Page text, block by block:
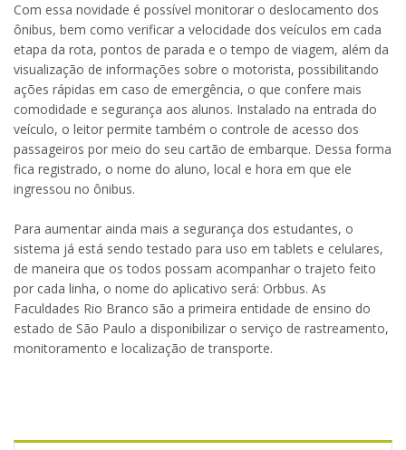
Com essa novidade é possível monitorar o deslocamento dos
ônibus, bem como verificar a velocidade dos veículos em cada
etapa da rota, pontos de parada e o tempo de viagem, além da
visualização de informações sobre o motorista, possibilitando
ações rápidas em caso de emergência, o que confere mais
comodidade e segurança aos alunos. Instalado na entrada do
veículo, o leitor permite também o controle de acesso dos
passageiros por meio do seu cartão de embarque. Dessa forma
fica registrado, o nome do aluno, local e hora em que ele
ingressou no ônibus.
Para aumentar ainda mais a segurança dos estudantes, o
sistema já está sendo testado para uso em tablets e celulares,
de maneira que os todos possam acompanhar o trajeto feito
por cada linha, o nome do aplicativo será: Orbbus. As
Faculdades Rio Branco são a primeira entidade de ensino do
estado de São Paulo a disponibilizar o serviço de rastreamento,
monitoramento e localização de transporte.